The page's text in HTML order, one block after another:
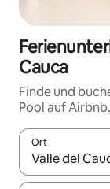
Cauca
Finde und
Pool auf Airbnb.
Ort
Wenn